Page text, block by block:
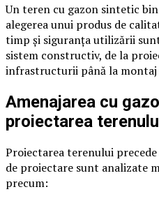
Un teren cu gazon sintetic
alegerea unui produs de
timp și siguranța utilizării
sistem constructiv, de la
infrastructurii până la
Amenajarea cu
proiectarea
Proiectarea terenului
de proiectare sunt analizate
precum: